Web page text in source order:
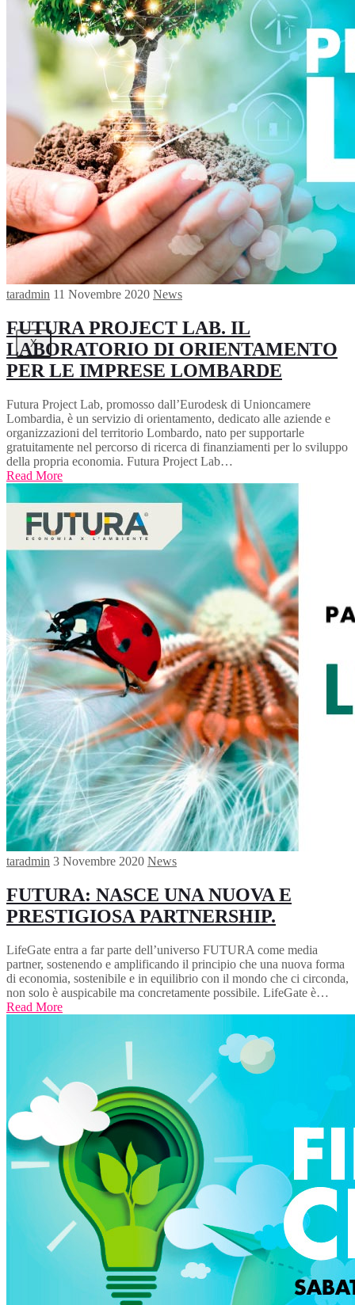
Futura Heroes
|
Expo 2023
Vegetal pavilion
Programma
Incontri
Experience
Relatori
Espositori
Gallery
Videogallery
Expo 2022
X
taradmin 11 Novembre 2020 News
FUTURA PROJECT LAB. IL
LABORATORIO DI ORIENTAMENTO
PER LE IMPRESE LOMBARDE
Futura Project Lab, promosso dall’Eurodesk di Unioncamere
Lombardia, è un servizio di orientamento, dedicato alle aziende e
organizzazioni del territorio Lombardo, nato per supportarle
gratuitamente nel percorso di ricerca di finanziamenti per lo sviluppo
della propria economia. Futura Project Lab…
Read More
taradmin 3 Novembre 2020 News
FUTURA: NASCE UNA NUOVA E
PRESTIGIOSA PARTNERSHIP.
LifeGate entra a far parte dell’universo FUTURA come media
partner, sostenendo e amplificando il principio che una nuova forma
di economia, sostenibile e in equilibrio con il mondo che ci circonda,
non solo è auspicabile ma concretamente possibile. LifeGate è…
Read More